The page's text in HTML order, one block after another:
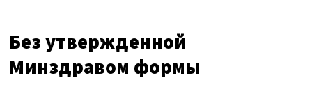
Без утвержденной
Минздравом формы